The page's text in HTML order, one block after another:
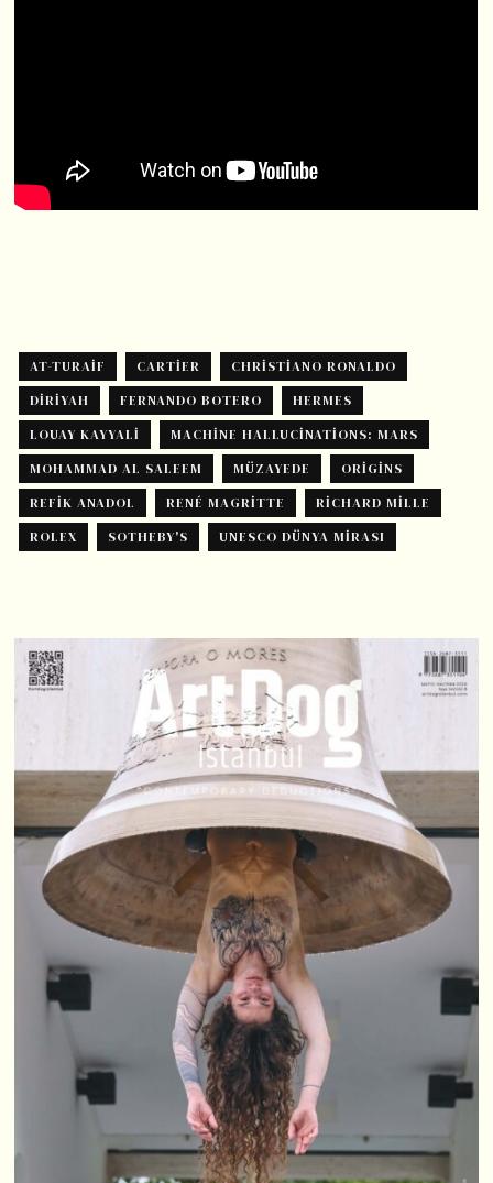
AT-TURAIF CARTIER
CHRISTIANO RONALDO
DIRIYAH
FERNANDO BOTERO
HERMES
LOUAY KAYYALI
MACHINE HALLUCINATIONS: MARS
MOHAMMAD AL SALEEM
MÜZAYEDE
ORIGINS
REFIK ANADOL
RENÉ MAGRITTE
RICHARD MILLE
ROLEX
SOTHEBY'S UNESCO DÜNYA MIRASI